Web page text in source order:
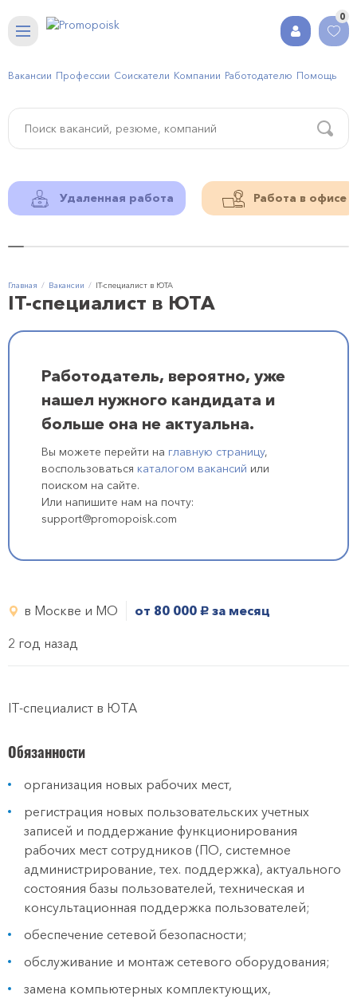
0
Вакансии Профессии Соискатели Компании Работодателю Помощь
Удаленная работа Работа в офисе
Главная Вакансии IT-специалист в ЮТА
IT-специалист в ЮТА
Работодатель, вероятно, уже
нашел нужного кандидата и
больше она не актуальна.
Вы можете перейти на главную страницу,
воспользоваться каталогом вакансий или
поиском на сайте.
Или напишите нам на почту:
support@promopoisk.com
в Москве и МО от 80 000 руб. за месяц
2 год назад
IT-специалист в ЮТА
Обязанности
организация новых рабочих мест,
регистрация новых пользовательских учетных
записей и поддержание функционирования
рабочих мест сотрудников (ПО, системное
администрирование, тех. поддержка), актуального
состояния базы пользователей, техническая и
консультационная поддержка пользователей;
обеспечение сетевой безопасности;
обслуживание и монтаж сетевого оборудования;
замена компьютерных комплектующих,